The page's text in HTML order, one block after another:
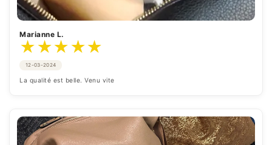
Marianne L.
★★★★★
12-03-2024
La qualité est belle. Venu vite